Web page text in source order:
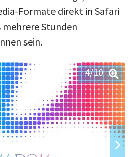
Formate direkt in Safari
Stunden
sein.
4/10